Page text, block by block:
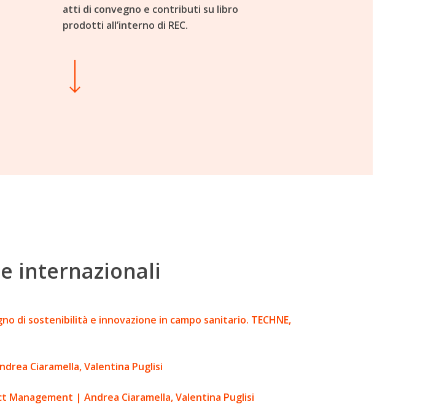
atti di convegno e contributi su libro
prodotti all’interno di REC.
internazionali
di sostenibilità e innovazione in campo sanitario. TECHNE,
Ciaramella, Valentina Puglisi
Management | Andrea Ciaramella, Valentina Puglisi